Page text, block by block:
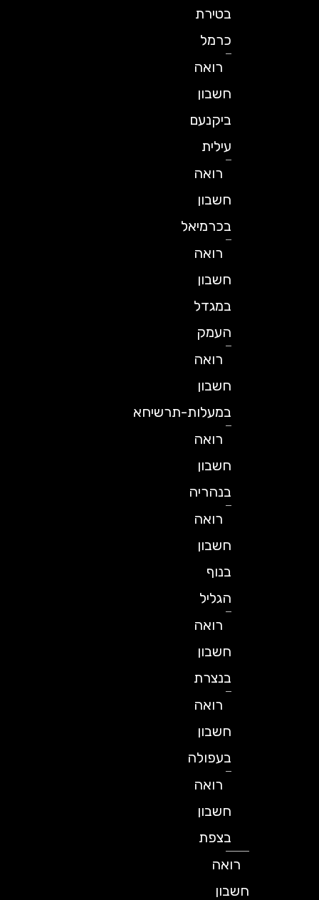
בטירת
כרמל
רואה
חשבון
ביקנעם
עילית
רואה
חשבון
בכרמיאל
רואה
חשבון
במגדל
העמק
רואה
חשבון
במעלות-תרשיחא
רואה
חשבון
בנהריה
רואה
חשבון
הגליל
רואה
חשבון
בנצרת
רואה
חשבון
בעפולה
רואה
חשבון
בצפת
רואה
חשבון